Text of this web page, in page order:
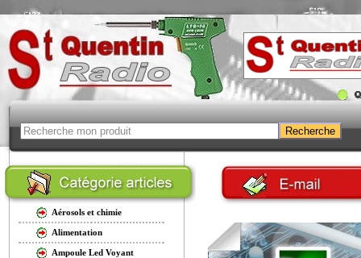
Aérosols et chimie
Alimentation
Ampoule Led Voyant